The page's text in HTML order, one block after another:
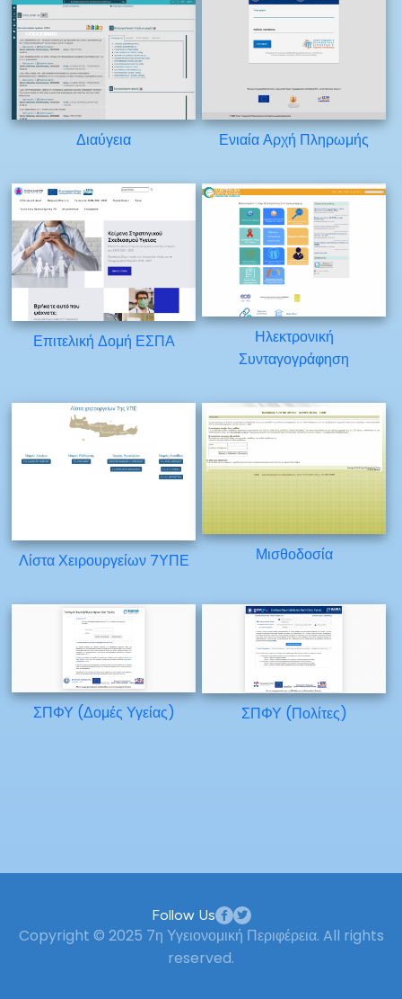
Διαύγεια Ενιαία Αρχή Πληρωμής
Επιτελική Δομή ΕΣΠΑ
Ηλεκτρονική
Συνταγογράφηση
Λίστα Χειρουργείων 7ΥΠΕ Μισθοδοσία
ΣΠΦΥ (Δομές Υγείας) ΣΠΦΥ (Πολίτες)
Follow Us
Copyright © 2025 7η Υγειονομική Περιφέρεια. All rights
reserved.